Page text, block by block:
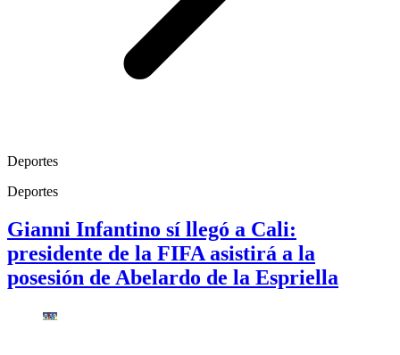
Deportes
Deportes
Gianni Infantino sí llegó a Cali:
presidente de la FIFA asistirá a la
posesión de Abelardo de la Espriella